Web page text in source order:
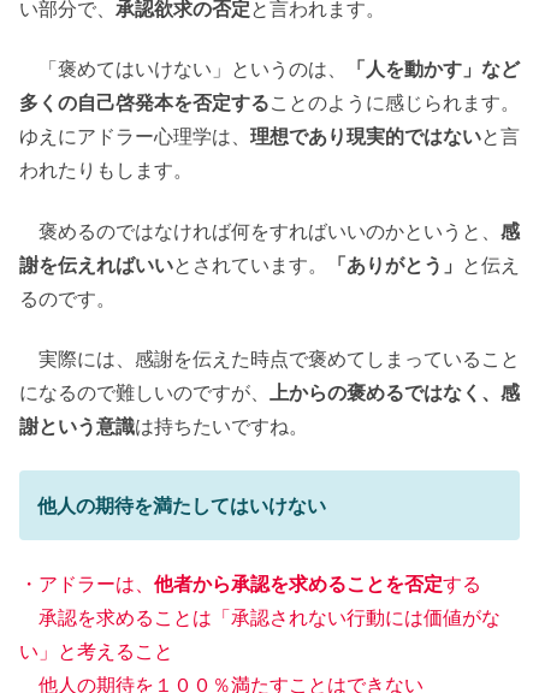
い部分で、 承認欲求の否定と言われます。
「褒めてはいけない」というのは、
「人を動かす」など
多くの自己啓発本を否定することのように感じられます。
ゆえにアドラー心理学は、 理想であり現実的ではないと言
われたりもします。
褒めるのではなければ何をすればいいのかというと、 感
謝を伝えればいいとされています。 「ありがとう」 と伝え
るのです。
実際には、感謝を伝えた時点で褒めてしまっていること
になるので難しいのですが、 上からの褒めるではなく、感
謝という意識は持ちたいですね。
他人の期待を満たしてはいけない
・アドラーは、 他者から承認を求めることを否定する
承認を求めることは「承認されない行動には価値がな
い」と考えること
他人の期待を１００％満たすことはできない